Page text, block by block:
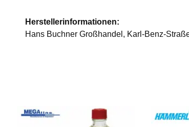
Herstellerinformationen:
Hans Buchner Großhandel, Karl-Benz-